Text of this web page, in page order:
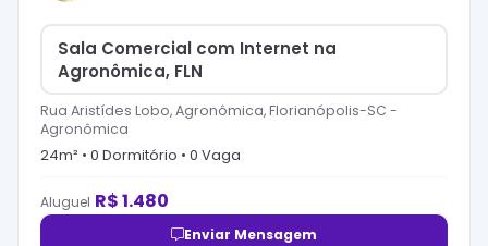
Sala Comercial com Internet na
Agronômica, FLN
Rua Aristídes Lobo, Agronômica, Florianópolis-SC -
Agronômica
24m² • 0 Dormitório • 0 Vaga
Aluguel R$1.480
Enviar Mensagem